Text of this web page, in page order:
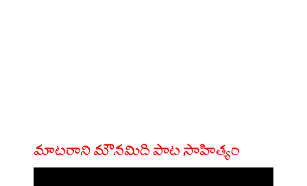
మాటరాని మౌనమిది పాట సాహిత్యం